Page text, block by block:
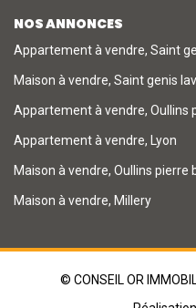
NOS ANNONCES
Appartement à vendre, Saint
Maison à vendre, Saint genis
Appartement à vendre, Oullins
Appartement à vendre, Lyon
Maison à vendre, Oullins pierre
Maison à vendre, Millery
© CONSEIL OR